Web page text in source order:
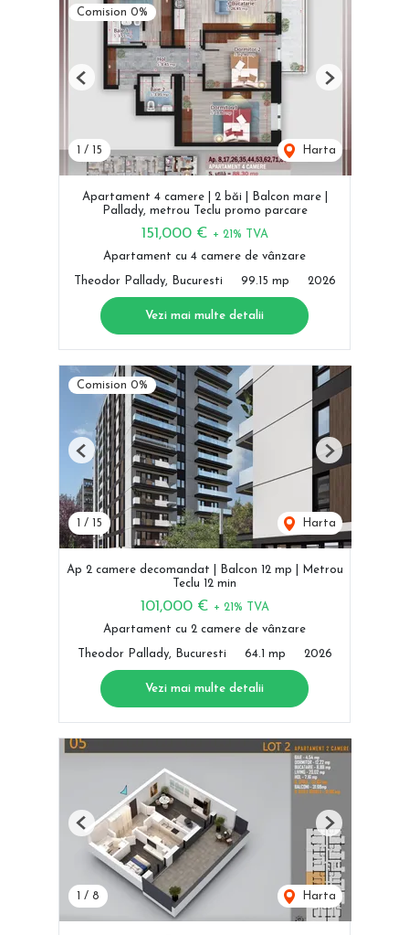
Comision 0%
/ 15 Harta
Previous Next
Apartament 4 camere | 2 băi | Balcon mare |
Pallady, metrou Teclu promo parcare
151,000 € + 21% TVA
Apartament cu 4 camere de vânzare
Theodor Pallady, Bucuresti 99.15 mp 2026
Vezi mai multe detalii
Comision 0%
/ 15 Harta
Previous Next
Ap 2 camere decomandat | Balcon 12 mp | Metrou
Teclu 12 min
101,000 € + 21% TVA
Apartament cu 2 camere de vânzare
Theodor Pallady, Bucuresti 64.1 mp 2026
Vezi mai multe detalii
1 / 8 Harta
Previous Next